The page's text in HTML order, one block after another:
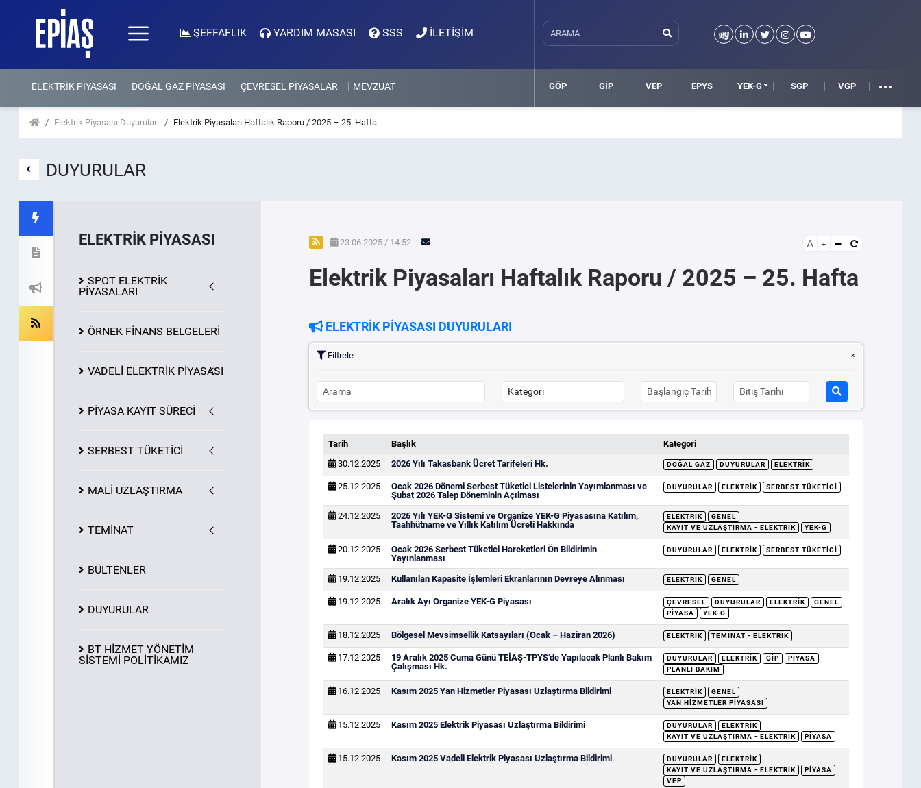
ŞEFFAFLIK YARDIM MASASI SSS İLETİŞİM
ELEKTRİK PİYASASI DOĞAL GAZ PİYASASI ÇEVRESEL PİYASALAR MEVZUAT GÖP GİP VEP EPYS YEK-G SGP VGP
Elektrik Piyasası Duyuruları Elektrik Piyasaları Haftalık Raporu / 2025 – 25. Hafta
DUYURULAR
ELEKTRİK PİYASASI
SPOT ELEKTRİK
PİYASALARI
ÖRNEK FİNANS BELGELERİ
VADELİ ELEKTRİK PİYASASI
PİYASAKAYIT SÜRECİ
SERBEST TÜKETİCİ
MALİ UZLAŞTIRMA
TEMİNAT
BÜLTENLER
DUYURULAR
BT HİZMET YÖNETİM
SİSTEMİ POLİTİKAMIZ
23.06.2025 / 14:52 A
Elektrik Piyasaları Haftalık Raporu / 2025 – 25. Hafta
ELEKTRİK PİYASASI DUYURULARI
Filtrele
Tarih Başlık
Kategori
30.12.2025
2026 Yılı Takasbank Ücret Tarifeleri Hk. DOĞAL GAZ DUYURULAR ELEKTRIK
25.12.2025
Ocak 2026 Dönemi Serbest Tüketici Listelerinin Yayımlanması ve
Şubat 2026 Talep Döneminin Açılması
DUYURULAR ELEKTRIK SERBEST TÜKETICI
24.12.2025
2026 Yılı YEK-G Sistemi ve Organize YEK-G Piyasasına Katılım,
Taahhütname ve Yıllık Katılım Ücreti Hakkında
ELEKTRIK
GENEL
KAYIT VE UZLAŞTIRMA - ELEKTRIK
YEK-G
20.12.2025
Ocak 2026 Serbest Tüketici Hareketleri Ön Bildirimin
Yayınlanması
DUYURULAR ELEKTRIK SERBEST TÜKETICI
19.12.2025 Kullanılan Kapasite İşlemleri Ekranlarının Devreye Alınması ELEKTRIK GENEL
19.12.2025 Aralık Ayı Organize YEK-G Piyasası ÇEVRESEL DUYURULAR ELEKTRIK
GENEL
PIYASA
YEK-G
18.12.2025 Bölgesel Mevsimsellik Katsayıları (Ocak – Haziran 2026) ELEKTRIK TEMINAT - ELEKTRIK
17.12.2025
19 Aralık 2025 Cuma Günü TEİAŞ-TPYS’de Yapılacak Planlı Bakım
Çalışması Hk.
DUYURULAR ELEKTRIK GİP
PIYASA
PLANLI BAKIM
16.12.2025 Kasım 2025 Yan Hizmetler Piyasası Uzlaştırma Bildirimi ELEKTRIK
GENEL
YAN HIZMETLER PIYASASI
15.12.2025 Kasım 2025 Elektrik Piyasası Uzlaştırma Bildirimi DUYURULAR
ELEKTRIK
KAYIT VE UZLAŞTIRMA - ELEKTRIK
PIYASA
15.12.2025 Kasım 2025 Vadeli Elektrik Piyasası Uzlaştırma Bildirimi DUYURULAR
ELEKTRIK
KAYIT VE UZLAŞTIRMA - ELEKTRIK
PIYASA
VEP